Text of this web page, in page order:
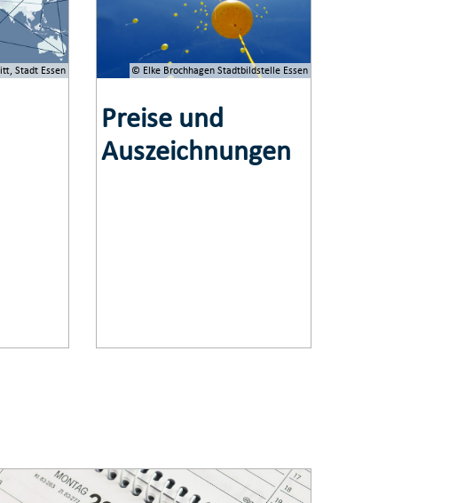
Stadt Essen © Elke Brochhagen Stadtbildstelle Essen
Preise und
Auszeichnungen